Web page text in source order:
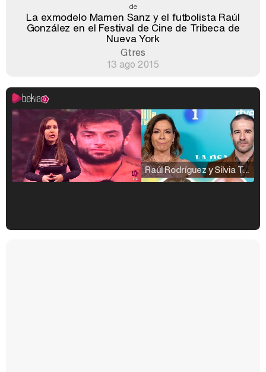
de
La exmodelo Mamen Sanz y el futbolista Raúl
González en el Festival de Cine de Tribeca de
Nueva York
Gtres
13 ago 2015
Raúl Rodríguez y Silvia Taulés nos cuentan su papel en 'La familia de la tele'